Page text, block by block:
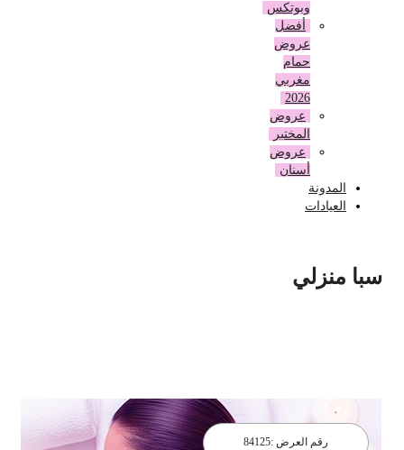
وبوتكس
أفضل
عروض
حمام
مغربي
2026
عروض
المختبر
عروض
أسنان
المدونة
العيادات
سبا منزلي
رقم العرض : 84125